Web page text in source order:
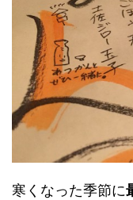
寒くなった季節に